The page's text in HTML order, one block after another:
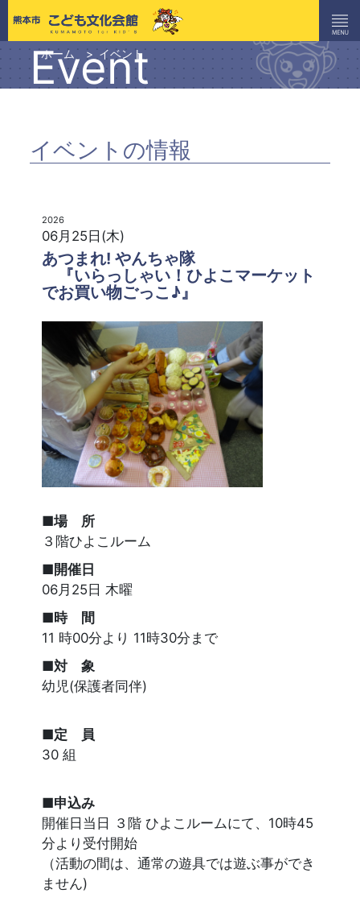
ホーム イベント
Event
イベントの情報
2026
06月25日(木)
あつまれ! やんちゃ隊
『いらっしゃい！ひよこマーケット
でお買い物ごっこ♪』
■場 所
３階ひよこルーム
■開催日
06月25日 木曜
■時 間
11 時00分より 11時30分まで
■対 象
幼児(保護者同伴)
■定 員
30 組
■申込み
開催日当日 ３階 ひよこルームにて、10時45
分より受付開始
（活動の間は、通常の遊具では遊ぶ事ができ
ません)